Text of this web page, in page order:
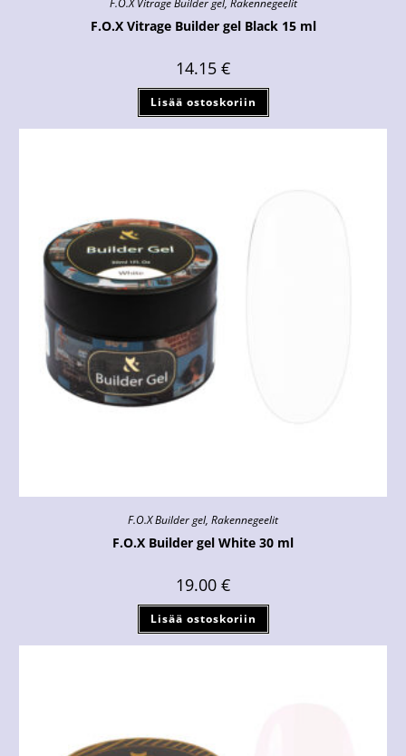
F.O.X Vitrage Builder gel Black 15 ml
14.15 €
Lisää ostoskoriin
F.O.X Builder gel, Rakennegeelit
F.O.X Builder gel White 30 ml
19.00 €
Lisää ostoskoriin